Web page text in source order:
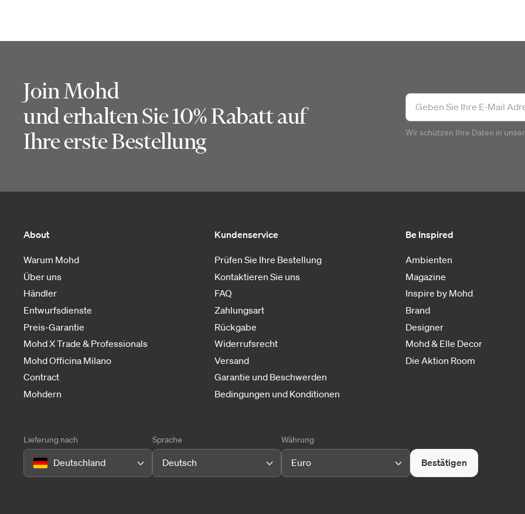
Join Mohd
und erhalten Sie 10% Rabatt auf
Ihre erste Bestellung
Wir schützen Ihre Daten in
About
Warum Mohd
Über uns
Händler
Entwurfsdienste
Preis-Garantie
Mohd X Trade & Professionals
Mohd Officina Milano
Contract
Mohdern
Kundenservice
Prüfen Sie Ihre Bestellung
Kontaktieren Sie uns
FAQ
Zahlungsart
Rückgabe
Widerrufsrecht
Versand
Garantie und Beschwerden
Bedingungen und Konditionen
Be Inspired
Ambienten
Magazine
Inspire by Mohd
Brand
Designer
Mohd & Elle Decor
Die Aktion Room
Lieferung nach
Deutschland
Sprache
Deutsch
Währung
Euro Bestätigen